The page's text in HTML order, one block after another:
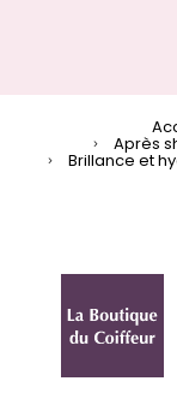
Après
Brillance et